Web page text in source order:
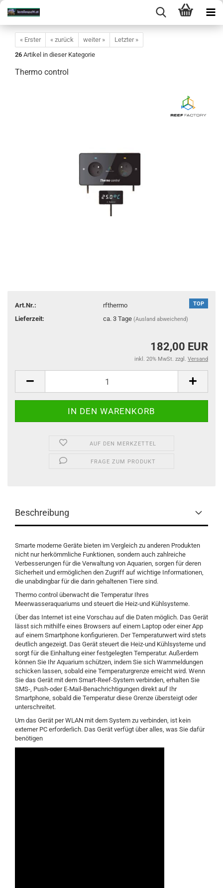
« Erster « zurück weiter »
Letzter »
26 Artikel in dieser Kategorie
Thermo control
TOP
Art.Nr.:
rfthermo
Lieferzeit:
ca. 3 Tage (Ausland abweichend)
182,00 EUR
inkl. 20% MwSt. zzgl. Versand
AUF DEN MERKZETTEL
FRAGE ZUM PRODUKT
Beschreibung
Smarte moderne Geräte bieten im Vergleich zu anderen Produkten
nicht nur herkömmliche Funktionen, sondern auch zahlreiche
Verbesserungen für die Verwaltung von Aquarien, sorgen für deren
Sicherheit und ermöglichen den Zugriff auf wichtige Informationen,
die unabdingbar für die darin gehaltenen Tiere sind.
Thermo control überwacht die Temperatur Ihres
Meerwasseraquariums und steuert die Heiz-und Kühlsysteme.
Über das Internet ist eine Vorschau auf die Daten möglich. Das Gerät
lässt sich mithilfe eines Browsers auf einem Laptop oder einer App
auf einem Smartphone konfigurieren. Der Temperaturwert wird stets
deutlich angezeigt. Das Gerät steuert die Heiz-und Kühlsysteme und
sorgt für die Einhaltung einer festgelegten Temperatur. Außerdem
können Sie Ihr Aquarium schützen, indem Sie sich Warnmeldungen
schicken lassen, sobald eine Temperaturgrenze erreicht wird. Wenn
Sie das Gerät mit dem Smart-Reef-System verbinden, erhalten Sie
SMS-, Push-oder E-Mail-Benachrichtigungen direkt auf Ihr
Smartphone, sobald die Temperatur diese Grenze übersteigt oder
unterschreitet.
Um das Gerät per WLAN mit dem System zu verbinden, ist kein
externer PC erforderlich. Das Gerät verfügt über alles, was Sie dafür
benötigen